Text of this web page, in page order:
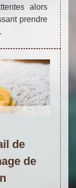
alors
prendre
de
de